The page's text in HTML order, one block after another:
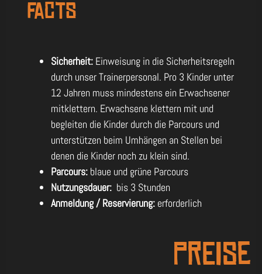
Facts
Sicherheit: Einweisung in die Sicherheitsregeln
durch unser Trainerpersonal. Pro 3 Kinder unter
12 Jahren muss mindestens ein Erwachsener
mitklettern. Erwachsene klettern mit und
begleiten die Kinder durch die Parcours und
unterstützen beim Umhängen an Stellen bei
denen die Kinder noch zu klein sind.
Parcours: blaue und grüne Parcours
Nutzungsdauer: bis 3 Stunden
Anmeldung / Reservierung: erforderlich
Preise